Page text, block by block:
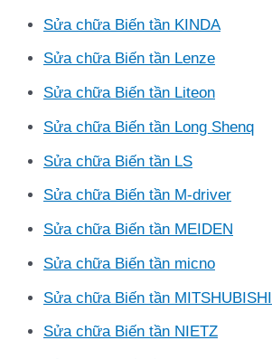
Sửa chữa Biến tần KINDA
Sửa chữa Biến tần Lenze
Sửa chữa Biến tần Liteon
Sửa chữa Biến tần Long Shenq
Sửa chữa Biến tần LS
Sửa chữa Biến tần M-driver
Sửa chữa Biến tần MEIDEN
Sửa chữa Biến tần micno
Sửa chữa Biến tần MITSHUBISHI
Sửa chữa Biến tần NIETZ